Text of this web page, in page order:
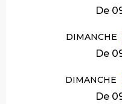
De
DIMANCHE
De
DIMANCHE
De